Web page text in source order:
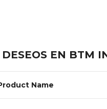
EN BTM
Name